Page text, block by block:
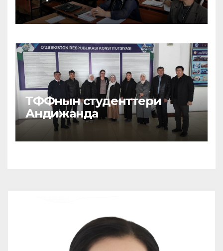
жыйыны өткөрүлдү
ТФФнын студенттери
Андижанда